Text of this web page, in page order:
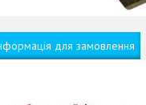
для замовлення